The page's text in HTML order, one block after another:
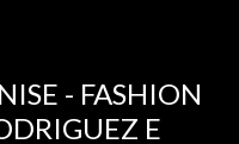
- FASHION
E